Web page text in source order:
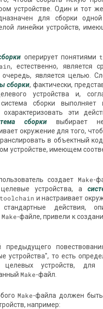
устройстве. Один и тот же
для сборки
линейки устройств,
оперирует понятиями
, естественно, является
является целью.
сборки, фактически,
устройства и,
система сборки
охарактеризовать эти
сборки выбирает
окружение для того,
в объектный
устройстве, имеющем
создает Make-
устройства, а
toolchain и настраивает
действия,
Make-файле, привели к
устройства", то есть
целевых устройств, для
Make-файл.
Make-файла должен
например: